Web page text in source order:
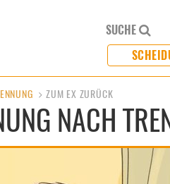
SUCHE
ZUM EX ZURÜCK
NACH